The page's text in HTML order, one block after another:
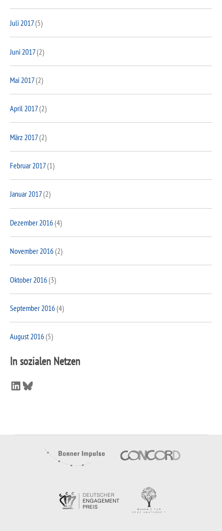
Juli 2017(5)
Juni 2017(2)
Mai 2017(2)
April 2017(2)
März 2017(2)
Februar 2017(1)
Januar 2017(2)
Dezember 2016(4)
November 2016(2)
Oktober 2016(3)
September 2016(4)
August 2016(5)
In sozialen Netzen
LinkedIn
Bluesky